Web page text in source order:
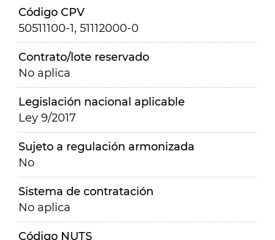
Código CPV
50511100-1, 51112000-0
Contrato/lote reservado
No aplica
Legislación nacional aplicable
Ley 9/2017
Sujeto a regulación armonizada
No
Sistema de contratación
No aplica
Código NUTS